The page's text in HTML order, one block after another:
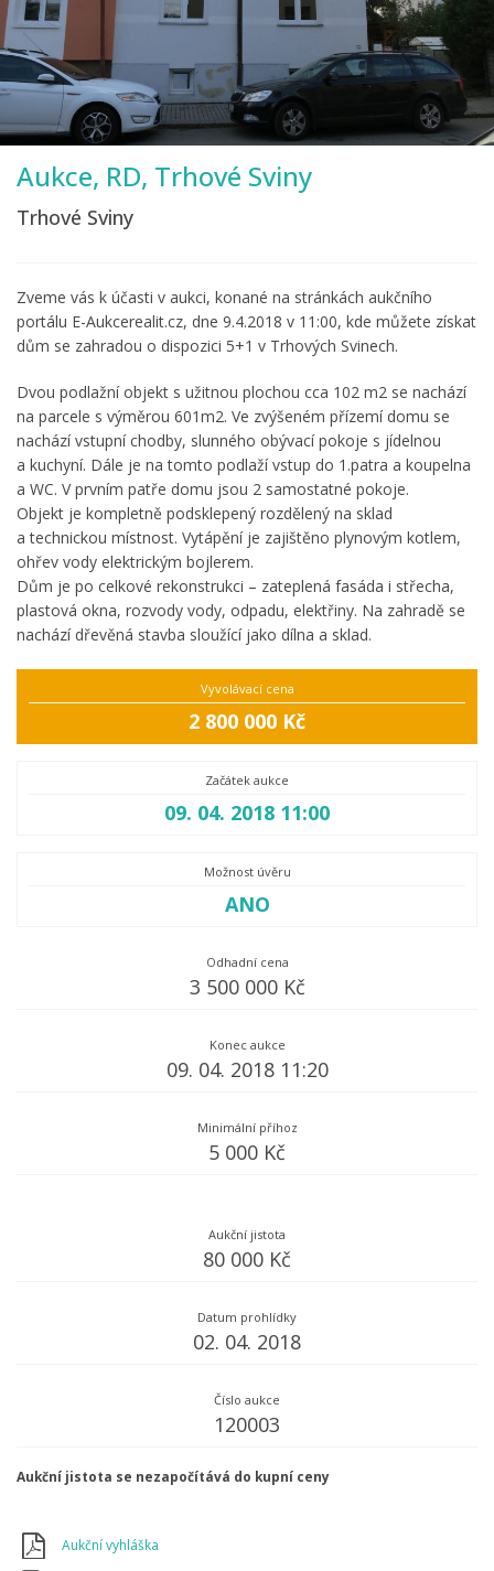
Aukce, RD, Trhové Sviny
Trhové Sviny
Zveme vás k účasti v aukci, konané na stránkách aukčního
portálu E-Aukcerealit.cz, dne 9.4.2018 v 11:00, kde můžete získat
dům se zahradou o dispozici 5+1 v Trhových Svinech.
Dvou podlažní objekt s užitnou plochou cca 102 m2 se nachází
na parcele s výměrou 601m2. Ve zvýšeném přízemí domu se
nachází vstupní chodby, slunného obývací pokoje s jídelnou
a kuchyní. Dále je na tomto podlaží vstup do 1.patra a koupelna
a WC. V prvním patře domu jsou 2 samostatné pokoje.
Objekt je kompletně podsklepený rozdělený na sklad
a technickou místnost. Vytápění je zajištěno plynovým kotlem,
ohřev vody elektrickým bojlerem.
Dům je po celkové rekonstrukci – zateplená fasáda i střecha,
plastová okna, rozvody vody, odpadu, elektřiny. Na zahradě se
nachází dřevěná stavba sloužící jako dílna a sklad.
Vyvolávací cena
2 800 000 Kč
Začátek aukce
09. 04. 2018 11:00
Možnost úvěru
ANO
Odhadní cena
3 500 000 Kč
Konec aukce
09. 04. 2018 11:20
Minimální příhoz
5 000 Kč
Aukční jistota
80 000 Kč
Datum prohlídky
02. 04. 2018
Číslo aukce
120003
Aukční jistota se nezapočítává do kupní ceny
Aukční vyhláška